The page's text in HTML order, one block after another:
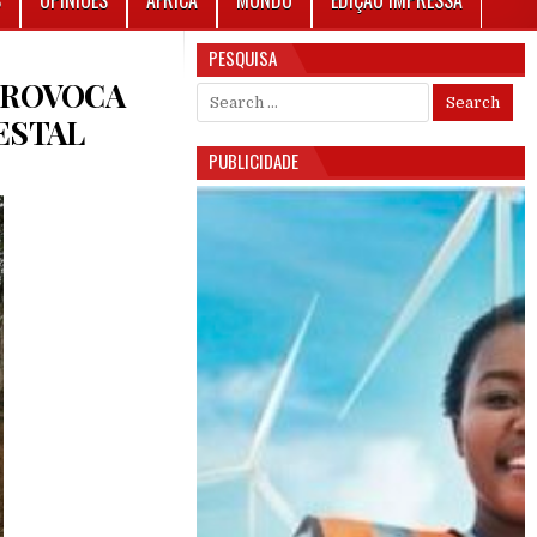
CLIMA : MONOCULTURA DE CAJÚ PROVOCA DANOS INESTIMÁVEIS NA RESERVA FLORESTAL
PESQUISA
Search for:
PUBLICIDADE